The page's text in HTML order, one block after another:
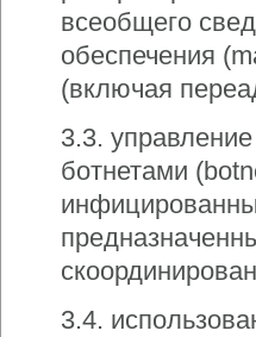
всеобщего
обеспечения
(включая
3.3.
ботнетами
3.4.